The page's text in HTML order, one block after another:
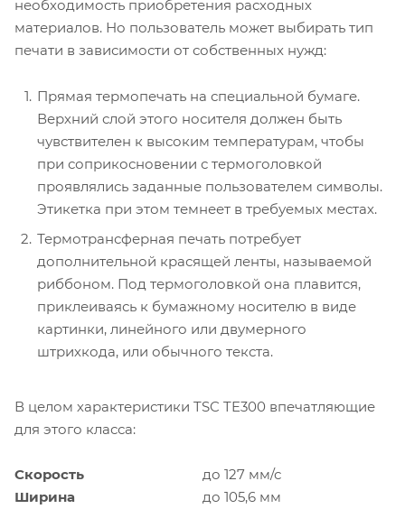
необходимость приобретения расходных
материалов. Но пользователь может выбирать тип
печати в зависимости от собственных нужд:
Прямая термопечать на специальной бумаге.
Верхний слой этого носителя должен быть
чувствителен к высоким температурам, чтобы
при соприкосновении с термоголовкой
проявлялись заданные пользователем символы.
Этикетка при этом темнеет в требуемых местах.
Термотрансферная печать потребует
дополнительной красящей ленты, называемой
риббоном. Под термоголовкой она плавится,
приклеиваясь к бумажному носителю в виде
картинки, линейного или двумерного
штрихкода, или обычного текста.
В целом характеристики TSC TE300 впечатляющие
для этого класса:
Скорость
до 127 мм/с
Ширина
до 105,6 мм